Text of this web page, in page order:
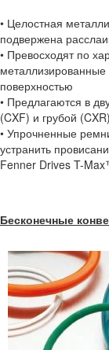
• Целостная
подвержена
• Превосходят по
поверхностью
• Предлагаются в
(CXF) и грубой
• Упрочненные
устранить
Fenner Drives T-
Бесконечные